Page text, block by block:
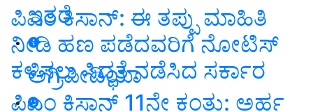
ಇತರೆ
ಅಗ್ರಿಪೀಡಿಯಾ
ಪಿಎಂ ಕಿಸಾನ್‌: ಈ ತಪ್ಪು ಮಾಹಿತಿ
ನೀಡಿ ಹಣ ಪಡೆದವರಿಗೆ ನೋಟಿಸ್
ಕಳಿಸಲು ಸಿದ್ಧತೆ ನಡೆಸಿದ ಸರ್ಕಾರ
ಪಿಎಂ ಕಿಸಾನ್ 11ನೇ ಕಂತು: ಅರ್ಹ